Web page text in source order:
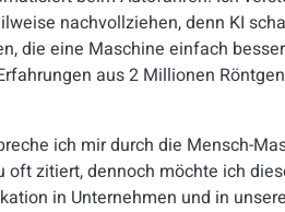
nachvollziehen, denn KI
die eine Maschine einfach
aus 2 Millionen
ich mir durch die Mensch-
zitiert, dennoch möchte ich
in Unternehmen und in